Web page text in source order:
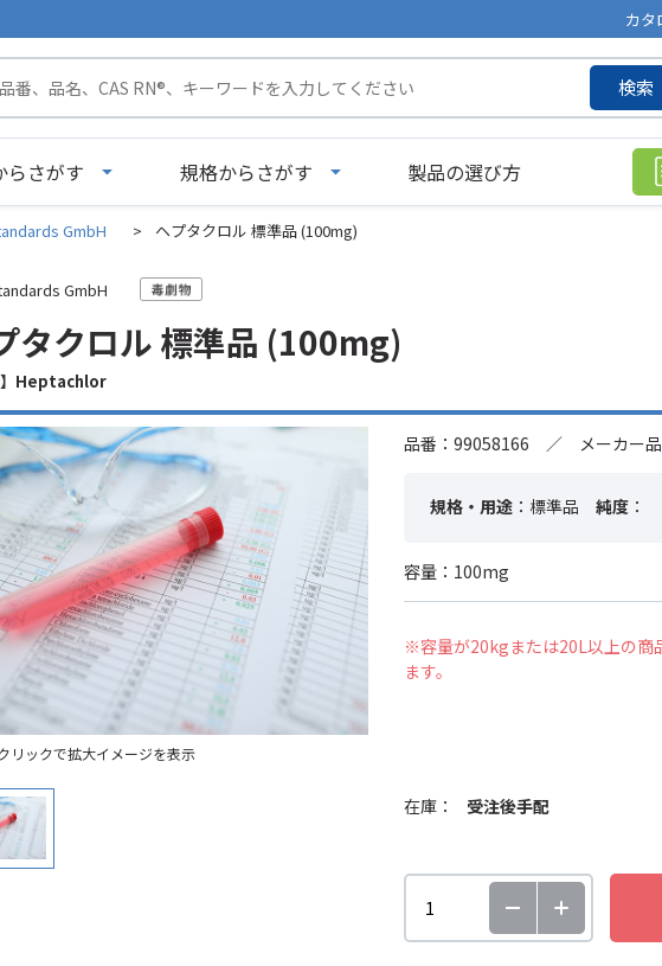
カタ
検索
らさがす 規格からさがす 製品の選び方
GmbH > ヘプタクロル 標準品 (100mg)
GmbH
タクロル 標準品 (100mg)
】Heptachlor
リックで拡大イメージを表示
品番：99058166 ／ メーカー品
規格・用途 ：標準品 純度 ：
容量：100mg
※容量が20kgまたは20L以上の商
ます。
在庫： 受注後手配